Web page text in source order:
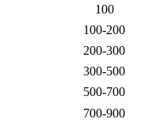
100
100-200
200-300
300-500
500-700
700-900